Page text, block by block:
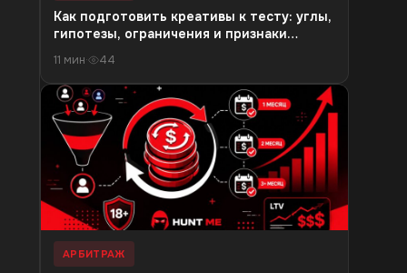
Как подготовить креативы к тесту: углы,
гипотезы, ограничения и признаки
11 мин· 44
АРБИТРАЖ